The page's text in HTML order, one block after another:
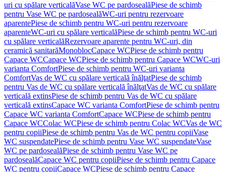
uri cu spălare verticalăVase WC pe pardosealăPiese de schimb
pentru Vase WC pe pardosealăWC-uri pentru rezervoare
aparentePiese de schimb pentru WC-uri pentru rezervoare
aparenteWC-uri cu spălare verticalăPiese de schimb pentru WC-uri
cu spălare verticalăRezervoare aparente pentru WC-uri, din
ceramică sanitarăMonoblocCapace WCPiese de schimb pentru
Capace WCCapace WCPiese de schimb pentru Capace WCWC-uri
varianta ComfortPiese de schimb pentru WC-uri varianta
ComfortVas de WC cu spălare verticală înălţatPiese de schimb
pentru Vas de WC cu spălare verticală înălţatVas de WC cu spălare
verticală extinsPiese de schimb pentru Vas de WC cu spălare
verticală extinsCapace WC varianta ComfortPiese de schimb pentru
Capace WC varianta ComfortCapace WCPiese de schimb pentru
Capace WCColac WCPiese de schimb pentru Colac WCVas de WC
pentru copiiPiese de schimb pentru Vas de WC pentru copiiVase
WC suspendatePiese de schimb pentru Vase WC suspendateVase
WC pe pardosealăPiese de schimb pentru Vase WC pe
pardosealăCapace WC pentru copiiPiese de schimb pentru Capace
WC pentru copiiCapace WCPiese de schimb pentru Capace